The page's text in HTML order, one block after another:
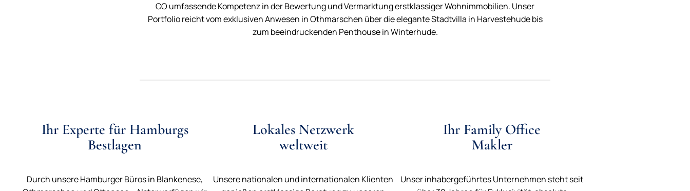
CO umfassende Kompetenz in der Bewertung und Vermarktung erstklassiger Wohnimmobilien. Unser
Portfolio reicht vom exklusiven Anwesen in Othmarschen über die elegante Stadtvilla in Harvestehude bis
zum beeindruckenden Penthouse in Winterhude.
Ihr Experte für Hamburgs
Bestlagen
Durch unsere Hamburger Büros in Blankenese,
Lokales Netzwerk
weltweit
Unsere nationalen und internationalen Klienten
Ihr Family Office
Makler
Unser inhabergeführtes Unternehmen steht seit